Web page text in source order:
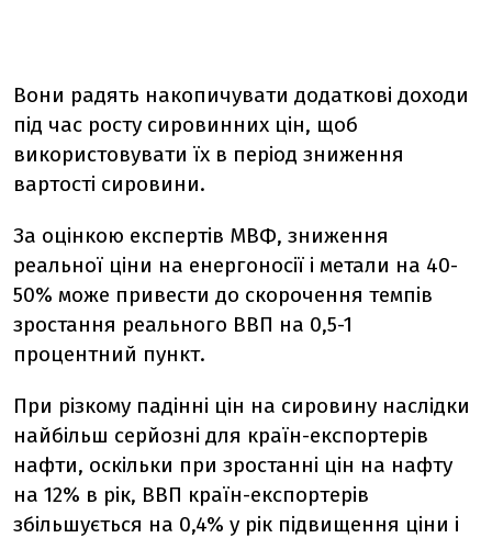
Вони радять накопичувати додаткові доходи
під час росту сировинних цін, щоб
використовувати їх в період зниження
вартості сировини.
За оцінкою експертів МВФ, зниження
реальної ціни на енергоносії і метали на 40-
50% може привести до скорочення темпів
зростання реального ВВП на 0,5-1
процентний пункт.
При різкому падінні цін на сировину наслідки
найбільш серйозні для країн-експортерів
нафти, оскільки при зростанні цін на нафту
на 12% в рік, ВВП країн-експортерів
збільшується на 0,4% у рік підвищення ціни і